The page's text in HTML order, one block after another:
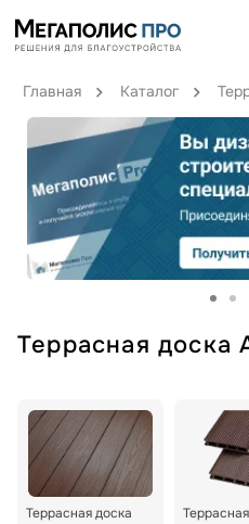
Главная Каталог
Террасная доска
Террасная доска